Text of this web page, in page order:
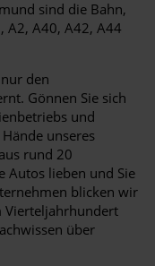
sind die Bahn,
A2, A40, A42, A44
den
Gönnen Sie sich
und
unseres
rund 20
lieben und Sie
blicken wir
Vierteljahrhundert
über